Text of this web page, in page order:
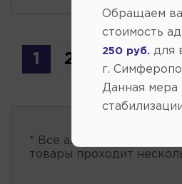
1 2
* Все автозапчасти
товары проходит
Обращаем
стоимость
250 руб. для
г.
Данная мера